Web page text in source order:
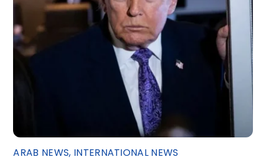
ARAB NEWS, INTERNATIONAL NEWS